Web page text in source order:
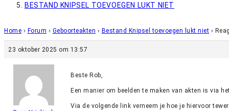
BESTAND KNIPSEL TOEVOEGEN LUKT NIET
Home › Forum › Geboorteakten › Bestand Knipsel toevoegen lukt niet ›
23 oktober 2025 om 13:57
Beste Rob,
Een manier om beelden te maken van akten is via
Via de volgende link verneem je hoe je hiervoor